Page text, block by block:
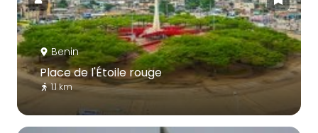
Benin
Place de l'Étoile rouge
1.1 km